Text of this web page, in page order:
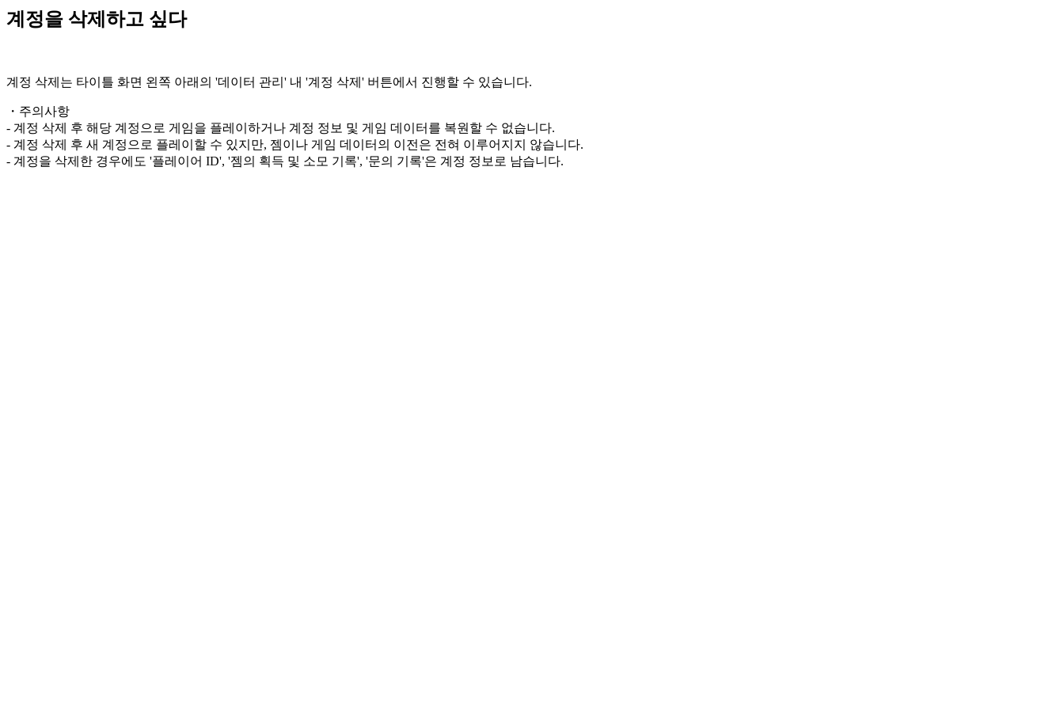
계정을 삭제하고 싶다
계정 삭제는 타이틀 화면 왼쪽 아래의 '데이터 관리' 내 '계정 삭제' 버튼에서 진행할 수 있습니다.
・주의사항
- 계정 삭제 후 해당 계정으로 게임을 플레이하거나 계정 정보 및 게임 데이터를 복원할 수 없습니다.
- 계정 삭제 후 새 계정으로 플레이할 수 있지만, 젬이나 게임 데이터의 이전은 전혀 이루어지지 않습니다.
- 계정을 삭제한 경우에도 '플레이어 ID', '젬의 획득 및 소모 기록', '문의 기록'은 계정 정보로 남습니다.